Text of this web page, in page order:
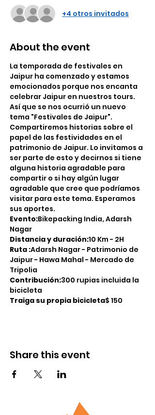
+4 otros invitados
About the event
La temporada de festivales en
Jaipur ha comenzado y estamos
emocionados porque nos encanta
celebrar Jaipur en nuestros tours.
Así que se nos ocurrió un nuevo
tema "Festivales de Jaipur".
Compartiremos historias sobre el
papel de las festividades en el
patrimonio de Jaipur. Lo invitamos a
ser parte de esto y decirnos si tiene
alguna historia agradable para
compartir o si hay algún lugar
agradable que cree que podríamos
visitar para este tema. Esperamos
sus aportes.
Evento:Bikepacking India, Adarsh
Nagar
Distancia y duración:10 Km - 2H
Ruta :Adarsh Nagar - Patrimonio de
Jaipur - Hawa Mahal - Mercado de
Tripolia
Contribución:300 rupias incluida la
bicicleta
Traiga su propia bicicleta$ 150
Share this event